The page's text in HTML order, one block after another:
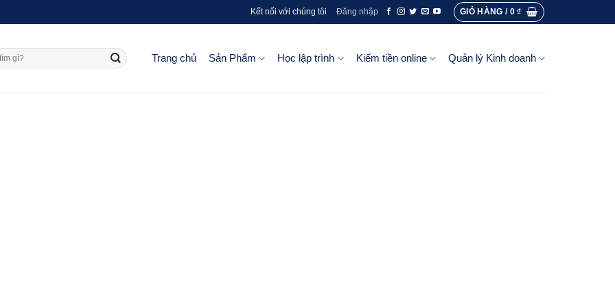
Kết nối với chúng tôi Đăng nhập GIỎ HÀNG / 0₫
Trang chủ Sản Phẩm Học lập trình Kiếm tiền online Quản lý Kinh doanh